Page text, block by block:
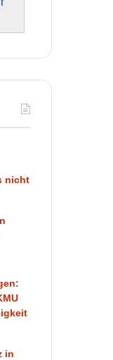
nicht
in